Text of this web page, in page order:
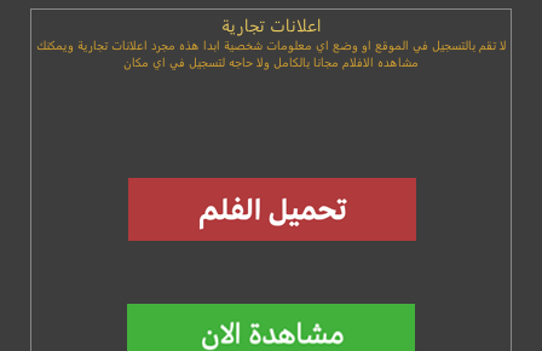
اعلانات تجارية
لا تقم بالتسجيل في الموقع او وضع اي معلومات شخصية ابدا هذه مجرد اعلانات تجارية ويمكنك
مشاهده الافلام مجانا بالكامل ولا حاجه لتسجيل في اي مكان